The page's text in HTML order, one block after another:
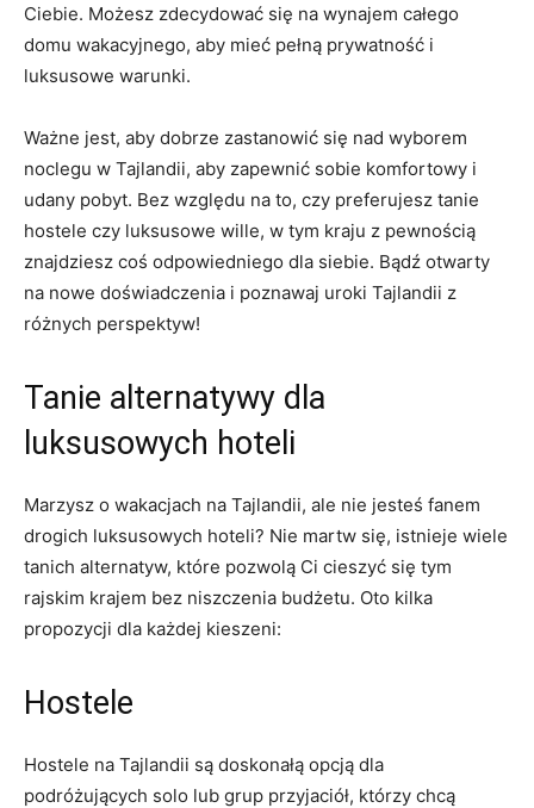
Ciebie. Możesz zdecydować się⁤ na wynajem ⁤całego
⁤domu wakacyjnego, aby mieć pełną prywatność ‍i
luksusowe warunki.
Ważne‌ jest, aby dobrze zastanowić się nad wyborem
noclegu w⁢ Tajlandii, aby zapewnić sobie komfortowy i
⁢udany pobyt. ‌Bez⁢ względu na‌ to, czy preferujesz tanie
hostele czy luksusowe‌ wille, w tym kraju z pewnością
znajdziesz coś odpowiedniego dla⁤ siebie.‍ Bądź otwarty
na nowe doświadczenia i poznawaj uroki Tajlandii z
różnych perspektyw!
Tanie ⁤alternatywy​ dla⁣
luksusowych hoteli
Marzysz o wakacjach na ‌Tajlandii, ale nie jesteś fanem
drogich​ luksusowych hoteli? Nie martw się, istnieje wiele
tanich alternatyw, które⁢ pozwolą Ci⁣ cieszyć ​się tym
rajskim krajem ⁣bez ‍niszczenia budżetu. Oto kilka
propozycji dla każdej kieszeni:
Hostele
Hostele na Tajlandii są doskonałą opcją⁤ dla
podróżujących solo lub grup przyjaciół, ⁤którzy chcą